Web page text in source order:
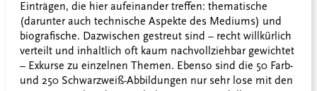
Einträgen, die hier aufeinander treffen: thematische
(darunter auch technische Aspekte des Mediums) und
biografische. Dazwischen gestreut sind – recht willkürlich
verteilt und inhaltlich oft kaum nachvollziehbar gewichtet
– Exkurse zu einzelnen Themen. Ebenso sind die 50 Farb-
und 250 Schwarzweiß-Abbildungen nur sehr lose mit den